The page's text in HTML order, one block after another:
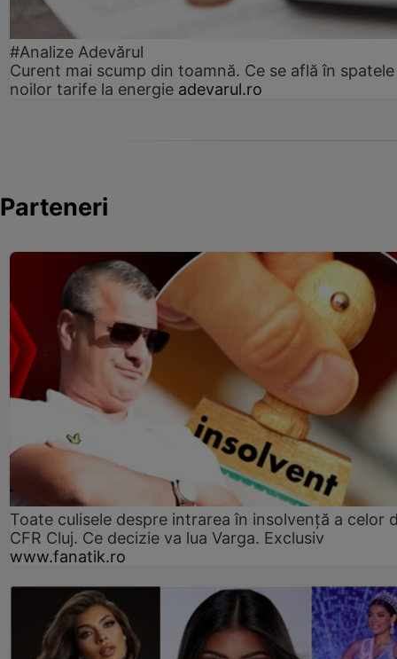
#Analize Adevărul
Curent mai scump din toamnă. Ce se află în spatele
noilor tarife la energie adevarul.ro
Parteneri
Toate culisele despre intrarea în insolvență a celor
CFR Cluj. Ce decizie va lua Varga. Exclusiv
www.fanatik.ro